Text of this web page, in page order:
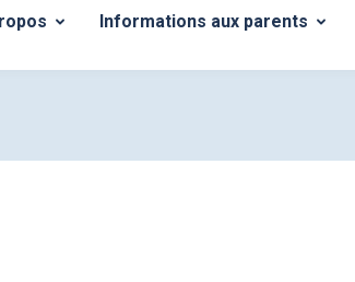
Fermer le sous-menu
Informations aux parents
Ouvrir/Fermer le sous-menu